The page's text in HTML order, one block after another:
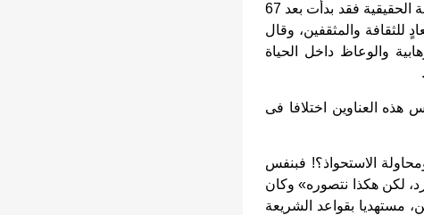
الثقافة، رغم ازدهار كثير من الفنون فى الستينيات، كالمسرح على سبيل المثال، أما النكسة الحقيقية فقد بدأت بعد 67
والمثقفين، وقال
والوعاظ داخل الحياة
العناوين اختلافا فى
الاستحواذ؟! فبنفس
لكن هكذا نتصوره» وكان
مستهديا بقواعد الشريعة